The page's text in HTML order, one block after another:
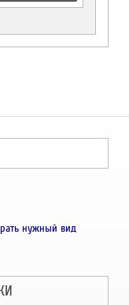
нужный вид